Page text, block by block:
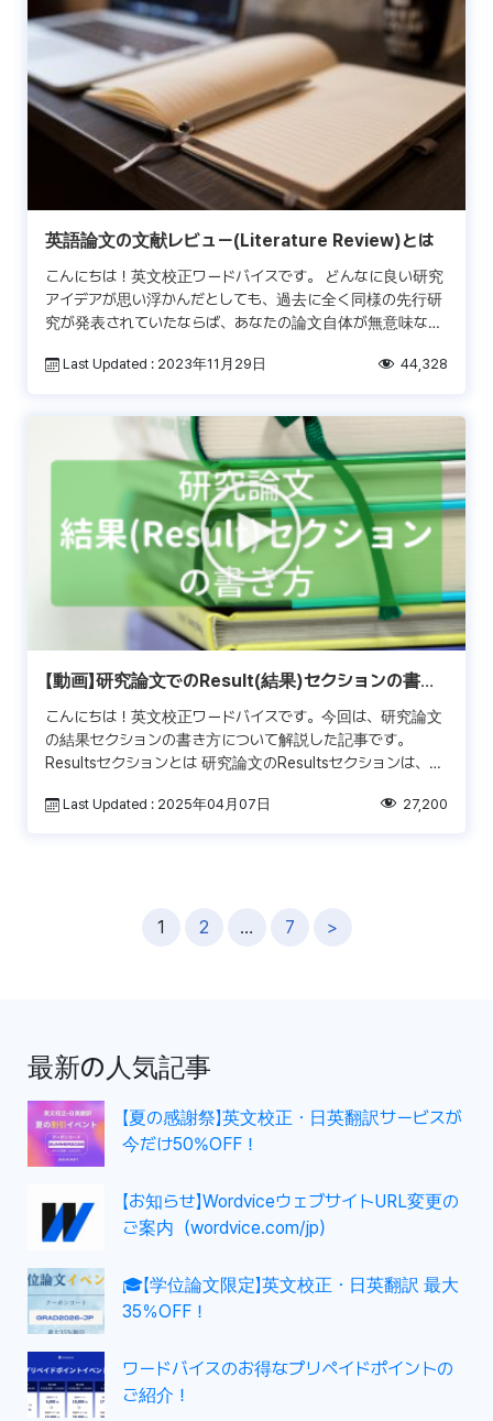
英語論文の文献レビュー(Literature Review)とは
こんにちは！英文校正ワードバイスです。 どんなに良い研究
アイデアが思い浮かんだとしても、過去に全く同様の先行研
究が発表されていたならば、あなたの論文自体が無意味なも
Last Updated : 2023年11月29日 44,328
【動画】研究論文でのResult(結果)セクションの書き
方
こんにちは！英文校正ワードバイスです。今回は、研究論文
の結果セクションの書き方について解説した記事です。
Resultsセクションとは 研究論文のResultsセクションは、研
Last Updated : 2025年04月07日 27,200
1 2 … 7 >
最新の人気記事
【夏の感謝祭】英文校正・日英翻訳サービスが
今だけ50%OFF！
【お知らせ】WordviceウェブサイトURL変更の
ご案内（wordvice.com/jp）
🎓【学位論文限定】英文校正・日英翻訳 最大
35％OFF！
ワードバイスのお得なプリペイドポイントの
ご紹介！